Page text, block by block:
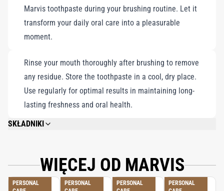
Marvis toothpaste during your brushing routine. Let it
transform your daily oral care into a pleasurable
moment.
Rinse your mouth thoroughly after brushing to remove
any residue. Store the toothpaste in a cool, dry place.
Use regularly for optimal results in maintaining long-
lasting freshness and oral health.
SKŁADNIKI
ACID, SODIUM CITRATE, ANISE ALCOHOL, CINNAMAL, EUGENOL,
WIĘCEJ OD MARVIS
PERSONAL
PERSONAL
PERSONAL
PERSONAL